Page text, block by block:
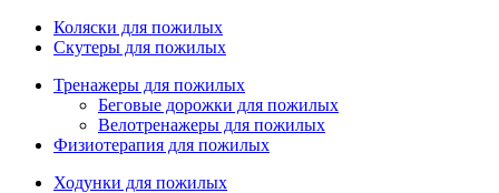
Коляски для пожилых
Скутеры для пожилых
Тренажеры для пожилых
Беговые дорожки для пожилых
Велотренажеры для пожилых
Физиотерапия для пожилых
Ходунки для пожилых